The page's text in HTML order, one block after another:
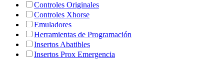
Controles Originales
Controles Xhorse
Emuladores
Herramientas de Programación
Insertos Abatibles
Insertos Prox Emergencia